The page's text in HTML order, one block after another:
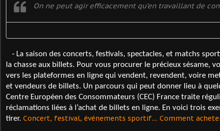
On ne peut agir efficacement qu’en travaillant de
- La saison des concerts, festivals, spectacles, et matchs
la chasse aux billets. Pour vous procurer le précieux sésame,
vers les plateformes en ligne qui vendent, revendent, voire
et vendeurs de billets. Un parcours qui peut donner lieu à
Centre Européen des Consommateurs (CEC) France traite
réclamations liées à l’achat de billets en ligne. En voici trois
tirer. Concert, festival, événements sportif.... Comment